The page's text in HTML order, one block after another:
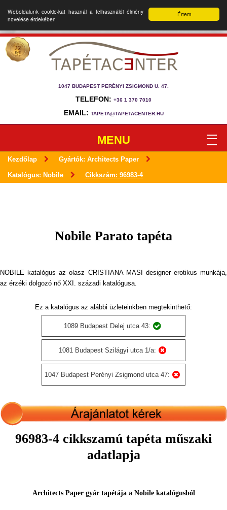
Értem
Weboldalunk cookie-kat használ a felhasználói élmény
növelése érdekében
1047 BUDAPEST PERÉNYI ZSIGMOND U. 47.
TELEFON: +36 1 370 7010
EMAIL: TAPETA@TAPETACENTER.HU
MENU
Kezdőlap Gyártók: Architects Paper
Katalógus: Nobile Cikkszám: 96983-4
Nobile Parato tapéta
NOBILE katalógus az olasz CRISTIANA MASI designer erotikus munkája,
az érzéki dolgozó nő XXI. századi katalógusa.
Ez a katalógus az alábbi üzleteinkben megtekinthető:
1089 Budapest Delej utca 43:
1081 Budapest Szilágyi utca 1/a:
1047 Budapest Perényi Zsigmond utca 47:
96983-4 cikkszamú tapéta műszaki
adatlapja
Architects Paper gyár tapétája a Nobile katalógusból